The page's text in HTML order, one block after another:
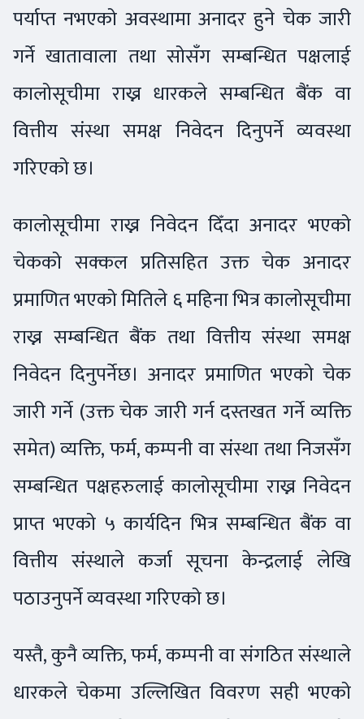
पर्याप्त नभएको अवस्थामा अनादर हुने चेक जारी
गर्ने खातावाला तथा सोसँग सम्बन्धित पक्षलाई
कालोसूचीमा राख्न धारकले सम्बन्धित बैंक वा
वित्तीय संस्था समक्ष निवेदन दिनुपर्ने व्यवस्था
गरिएको छ।
कालोसूचीमा राख्न निवेदन दिँदा अनादर भएको
चेकको सक्कल प्रतिसहित उक्त चेक अनादर
प्रमाणित भएको मितिले ६ महिना भित्र कालोसूचीमा
राख्न सम्बन्धित बैंक तथा वित्तीय संस्था समक्ष
निवेदन दिनुपर्नेछ। अनादर प्रमाणित भएको चेक
जारी गर्ने (उक्त चेक जारी गर्न दस्तखत गर्ने व्यक्ति
समेत) व्यक्ति, फर्म, कम्पनी वा संस्था तथा निजसँग
सम्बन्धित पक्षहरुलाई कालोसूचीमा राख्न निवेदन
प्राप्त भएको ५ कार्यदिन भित्र सम्बन्धित बैंक वा
वित्तीय संस्थाले कर्जा सूचना केन्द्रलाई लेखि
पठाउनुपर्ने व्यवस्था गरिएको छ।
यस्तै, कुनै व्यक्ति, फर्म, कम्पनी वा संगठित संस्थाले
धारकले चेकमा उल्लिखित विवरण सही भएको